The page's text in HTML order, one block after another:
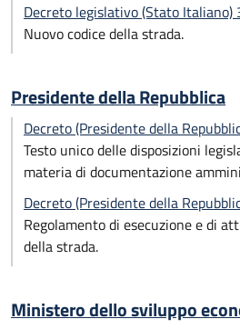
Decreto legislativo (Stato
Nuovo codice della strada.
Presidente della Repubblica
Decreto (Presidente della
Testo unico delle disposizioni
materia di documentazione
Decreto (Presidente della
Regolamento di esecuzione e di
della strada.
Ministero dello sviluppo